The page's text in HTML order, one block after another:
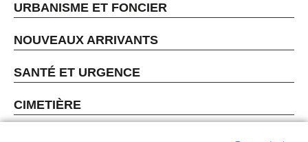
URBANISME ET FONCIER
NOUVEAUX ARRIVANTS
SANTÉ ET URGENCE
CIMETIÈRE